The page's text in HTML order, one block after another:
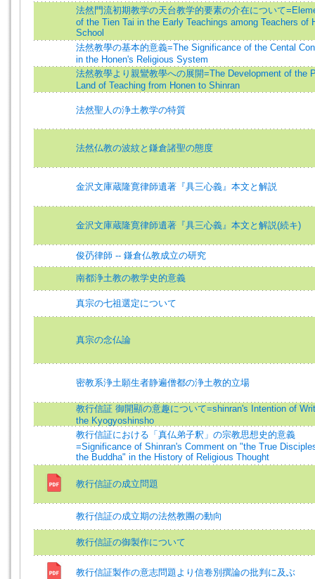
法然門流初期教学の天台教学的要素の介在について
of the Tien Tai in the Early Teachings among Teachers of
School
法然教學の基本的意義=The Significance of the Cental
in the Honen's Religious System
法然教學より親鸞教學への展開=The Development of the
Land of Teaching from Honen to Shinran
法然聖人の浄土教学の特質
法然仏教の波紋と鎌倉諸聖の態度
金沢文庫蔵隆寛律師遺著『具三心義』本文と解説
金沢文庫蔵隆寛律師遺著『具三心義』本文と解説(続キ)
俊芿律師 -- 鎌倉仏教成立の研究
南都浄土教の教学史的意義
真宗の七祖選定について
真宗の念仏論
密教系浄土願生者静遍僧都の浄土教的立場
教行信証 御開顯の意趣について=shinran's Intention of
the Kyogyoshinsho
教行信証における「真仏弟子釈」の宗教思想史的意義
=Significance of Shinran's Comment on "the True
the Buddha" in the History of Religious Thought
教行信証の成立問題
教行信証の成立期の法然教團の動向
教行信証の御製作について
教行信証製作の意志問題より信卷別撰論の批判に及ぶ